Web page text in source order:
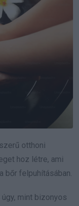
otthoni
hoz létre, ami
bőr felpuhításában.
mint bizonyos